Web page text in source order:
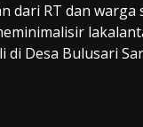
dari RT dan
di Desa Bulusari